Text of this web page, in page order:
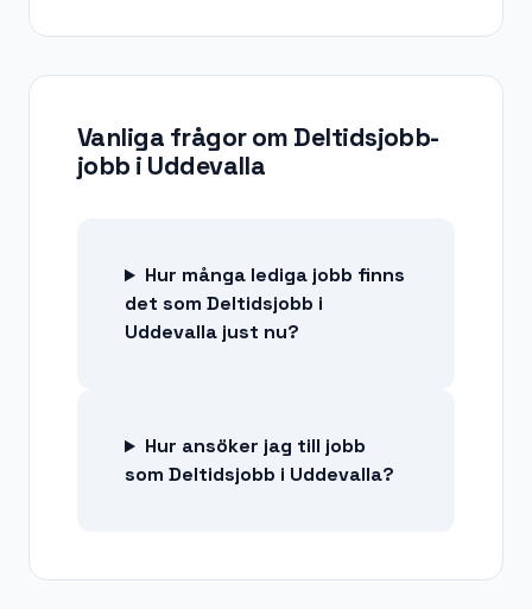
Vanliga frågor om Deltidsjobb-
jobb i Uddevalla
Hur många lediga jobb finns
det som Deltidsjobb i
Uddevalla just nu?
Hur ansöker jag till jobb
som Deltidsjobb i Uddevalla?